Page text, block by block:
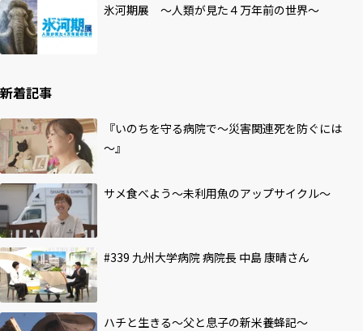
氷河期展 ～人類が見た４万年前の世界～
新着記事
『いのちを守る病院で～災害関連死を防ぐには
～』
サメ食べよう～未利用魚のアップサイクル～
#339 九州大学病院 病院長 中島 康晴さん
ハチと生きる～父と息子の新米養蜂記～